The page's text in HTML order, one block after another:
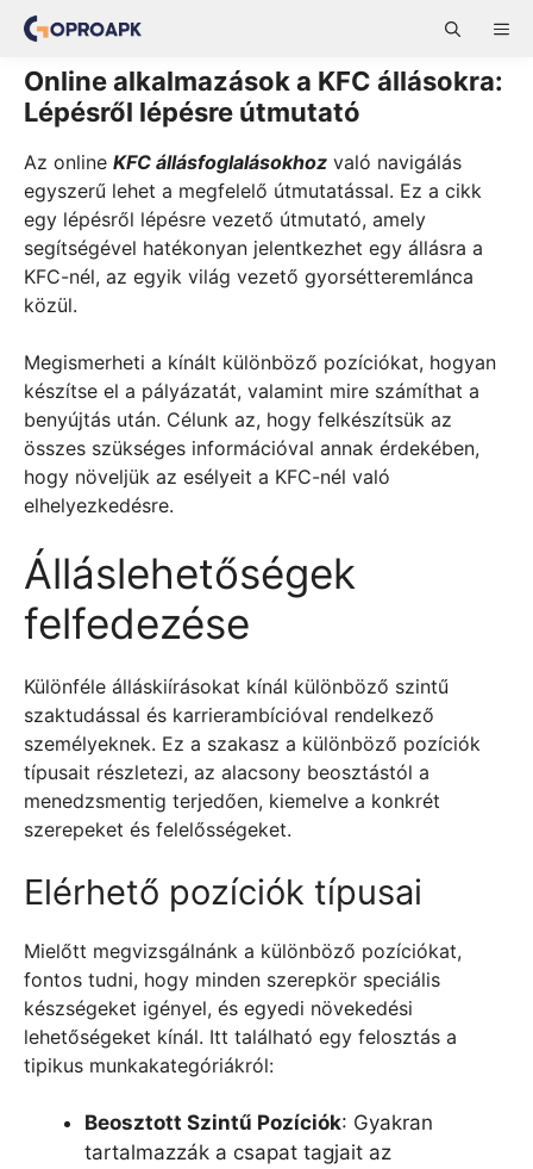
Skip
content
Online alkalmazások a KFC állásokra:
Lépésről lépésre útmutató
Az online KFC állásfoglalásokhoz való navigálás
egyszerű lehet a megfelelő útmutatással. Ez a cikk
egy lépésről lépésre vezető útmutató, amely
segítségével hatékonyan jelentkezhet egy állásra a
KFC-nél, az egyik világ vezető gyorsétteremlánca
közül.
Megismerheti a kínált különböző pozíciókat, hogyan
készítse el a pályázatát, valamint mire számíthat a
benyújtás után. Célunk az, hogy felkészítsük az
összes szükséges információval annak érdekében,
hogy növeljük az esélyeit a KFC-nél való
elhelyezkedésre.
Álláslehetőségek
felfedezése
Különféle álláskiírásokat kínál különböző szintű
szaktudással és karrierambícióval rendelkező
személyeknek. Ez a szakasz a különböző pozíciók
típusait részletezi, az alacsony beosztástól a
menedzsmentig terjedően, kiemelve a konkrét
szerepeket és felelősségeket.
Elérhető pozíciók típusai
Mielőtt megvizsgálnánk a különböző pozíciókat,
fontos tudni, hogy minden szerepkör speciális
készségeket igényel, és egyedi növekedési
lehetőségeket kínál. Itt található egy felosztás a
tipikus munkakategóriákról:
Beosztott Szintű Pozíciók: Gyakran
tartalmazzák a csapat tagjait az